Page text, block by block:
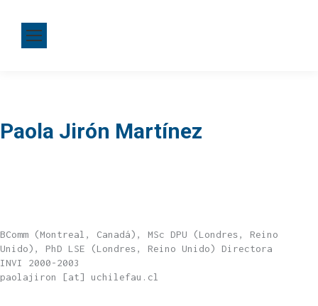
Paola Jirón Martínez
BComm (Montreal, Canadá), MSc DPU (Londres, Reino
Unido), PhD LSE (Londres, Reino Unido) Directora
INVI 2000-2003
paolajiron [at] uchilefau.cl